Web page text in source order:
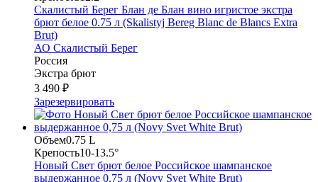
Скалистый Берег Блан де Блан вино игристое экстра
брют белое 0.75 л (Skalistyj Bereg Blanc de Blancs Extra
Brut)
АО Скалистый Берег
Россия
Экстра брют
3 490 ₽
Зарезервировать
Объем0.75 L
Крепость10-13.5°
Новый Свет брют белое Российское шампанское
выдержанное 0,75 л (Novy Svet White Brut)